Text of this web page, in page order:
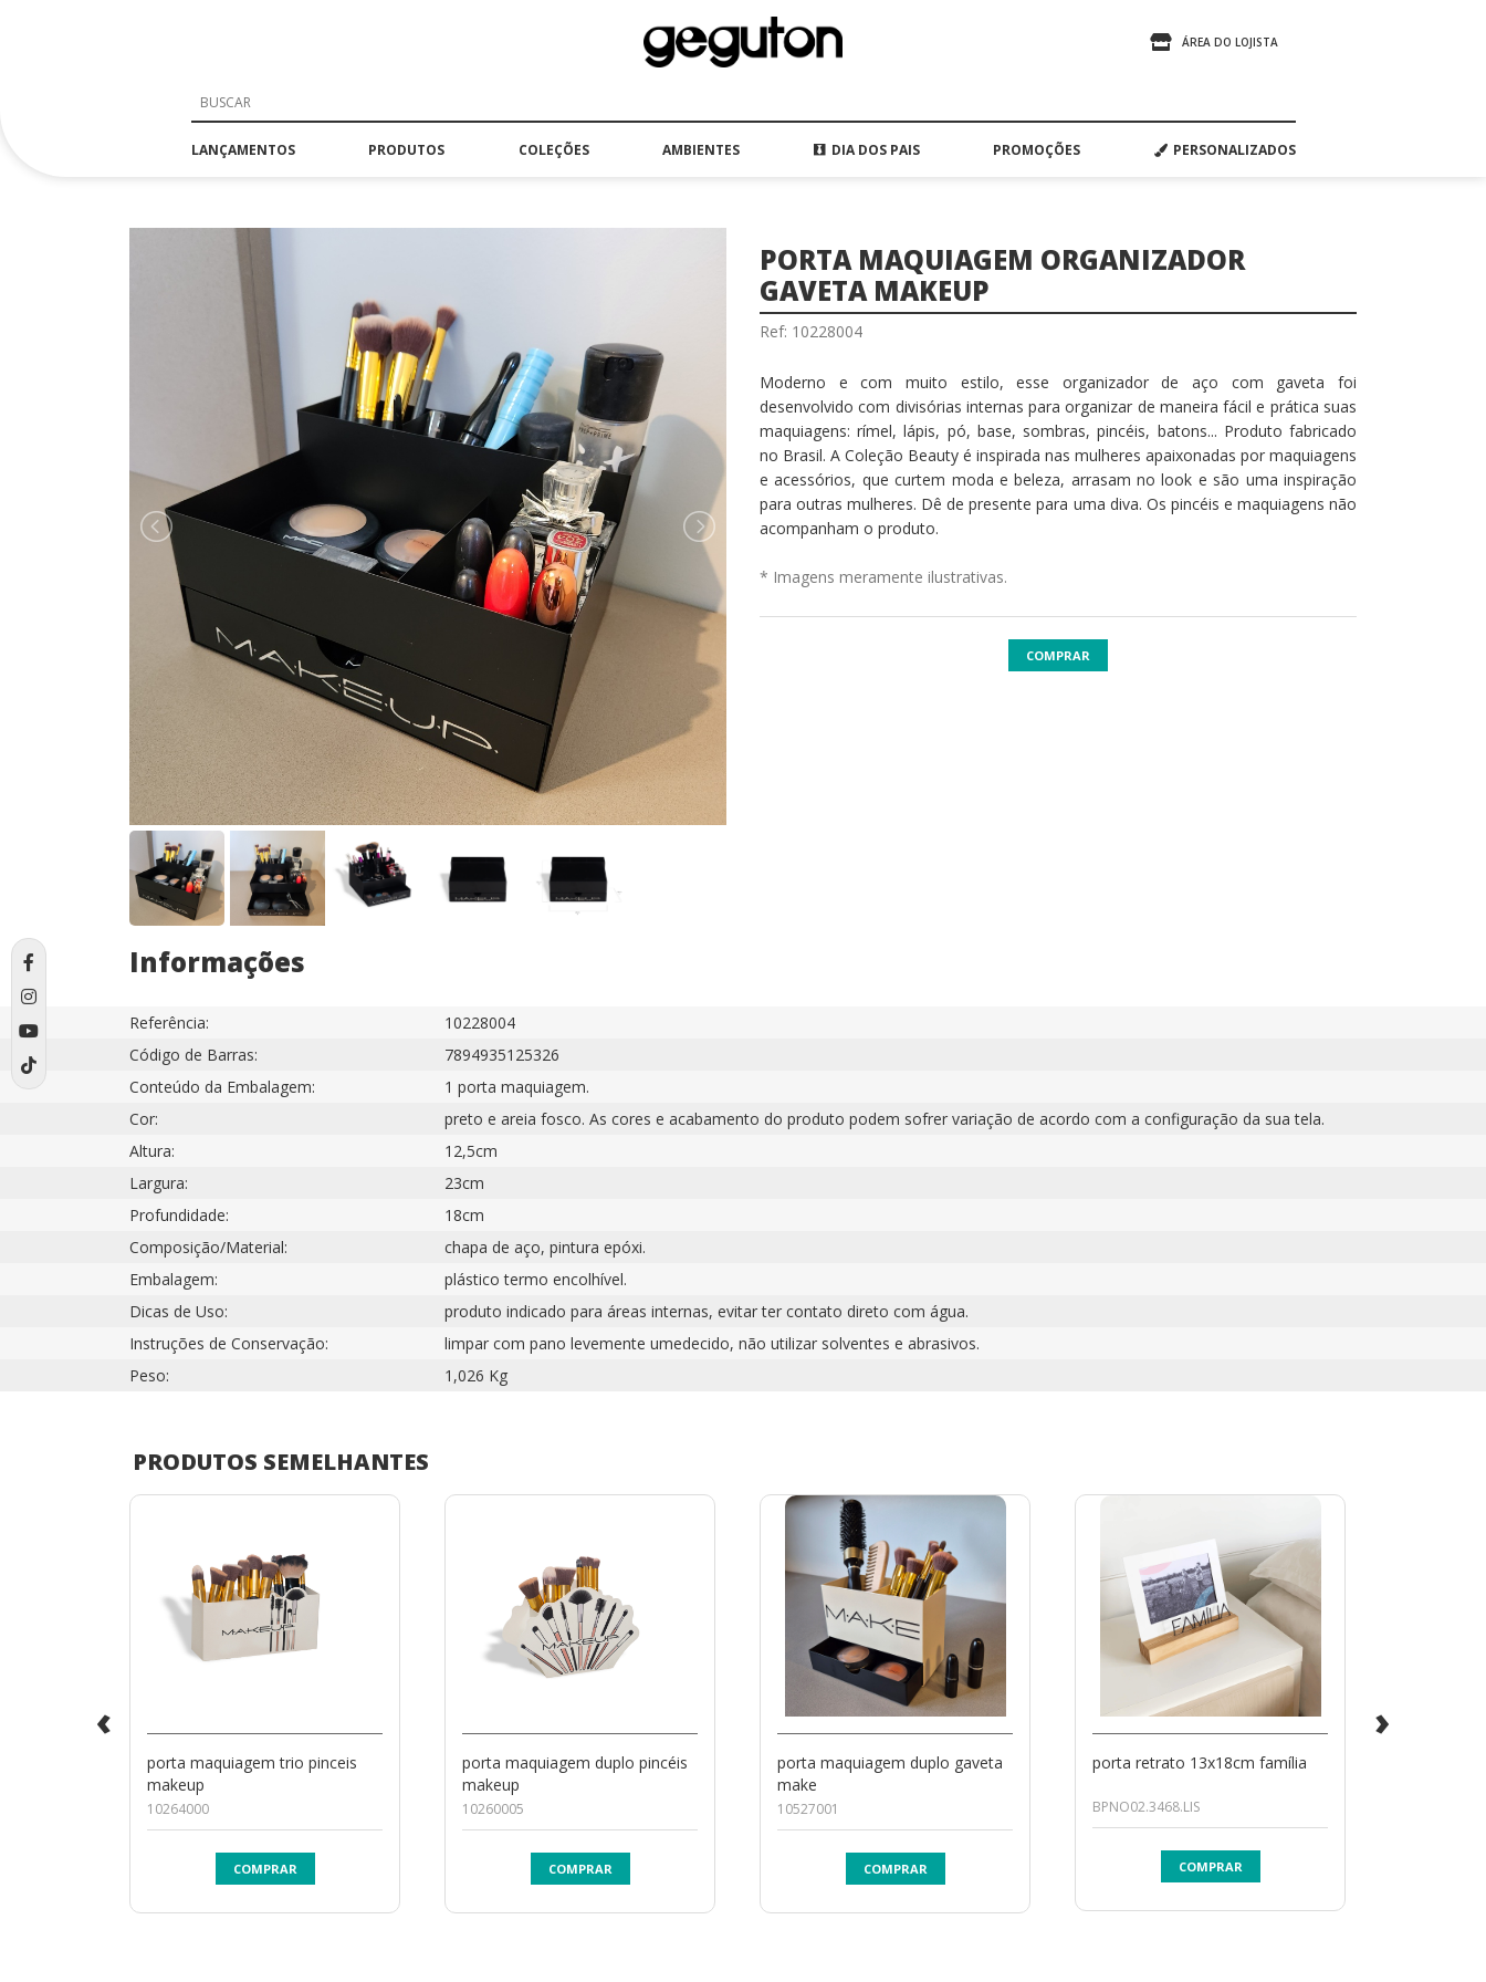
ÁREA DO LOJISTA
LANÇAMENTOS PRODUTOS COLEÇÕES AMBIENTES DIA DOS PAIS PROMOÇÕES PERSONALIZADOS
PORTA MAQUIAGEM ORGANIZADOR
GAVETA MAKEUP
Ref: 10228004
Moderno e com muito estilo, esse organizador de aço com gaveta foi
desenvolvido com divisórias internas para organizar de maneira fácil e prática suas
maquiagens: rímel, lápis, pó, base, sombras, pincéis, batons... Produto fabricado
no Brasil. A Coleção Beauty é inspirada nas mulheres apaixonadas por maquiagens
e acessórios, que curtem moda e beleza, arrasam no look e são uma inspiração
para outras mulheres. Dê de presente para uma diva. Os pincéis e maquiagens não
acompanham o produto.
* Imagens meramente ilustrativas.
COMPRAR
Informações
Referência:
10228004
Código de Barras:
7894935125326
Conteúdo da Embalagem:
1 porta maquiagem.
Cor:
preto e areia fosco. As cores e acabamento do produto podem sofrer variação de acordo com a configuração da sua tela.
Altura:
12,5cm
Largura:
23cm
Profundidade:
18cm
Composição/Material:
chapa de aço, pintura epóxi.
Embalagem:
plástico termo encolhível.
Dicas de Uso:
produto indicado para áreas internas, evitar ter contato direto com água.
Instruções de Conservação:
limpar com pano levemente umedecido, não utilizar solventes e abrasivos.
Peso:
1,026 Kg
PRODUTOS SEMELHANTES
porta maquiagem trio pinceis
makeup
10264000
COMPRAR
porta maquiagem duplo pincéis
makeup
10260005
COMPRAR
porta maquiagem duplo gaveta
make
10527001
COMPRAR
porta retrato 13x18cm família
BPNO02.3468.LIS
COMPRAR
‹ ›